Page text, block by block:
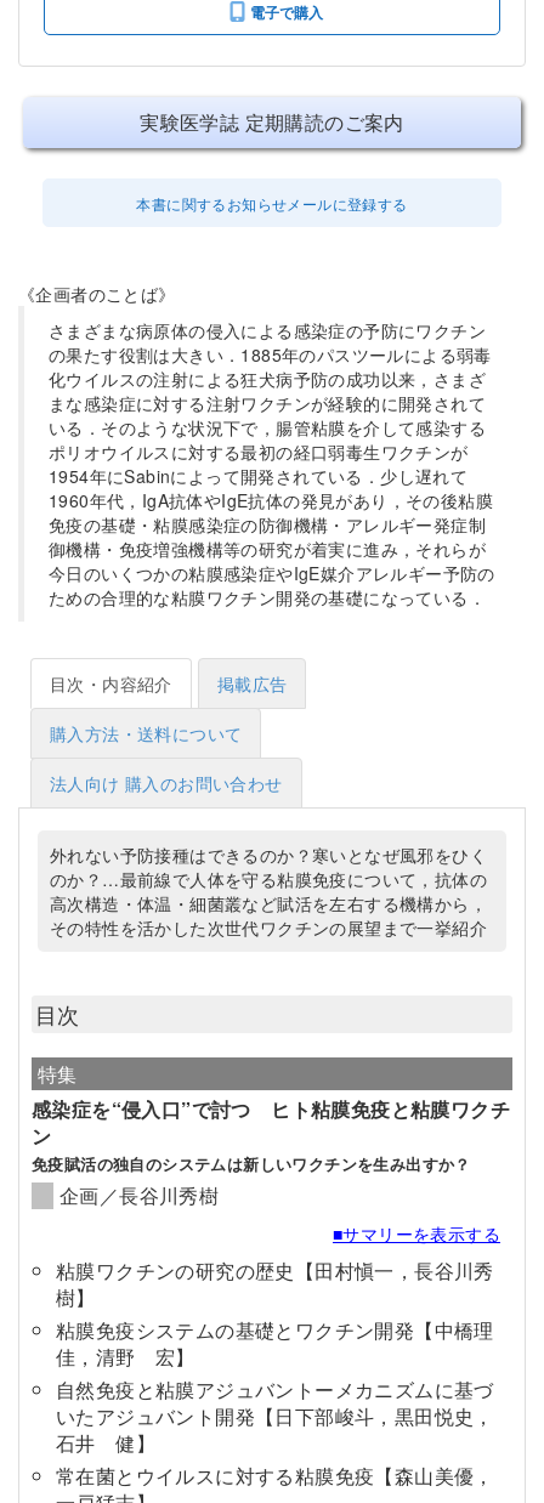
電子で購入
実験医学誌 定期購読のご案内
本書に関するお知らせメールに登録する
《企画者のことば》
さまざまな病原体の侵入による感染症の予防にワクチン
の果たす役割は大きい．1885年のパスツールによる弱毒
化ウイルスの注射による狂犬病予防の成功以来，さまざ
まな感染症に対する注射ワクチンが経験的に開発されて
いる．そのような状況下で，腸管粘膜を介して感染する
ポリオウイルスに対する最初の経口弱毒生ワクチンが
1954年にSabinによって開発されている．少し遅れて
1960年代，IgA抗体やIgE抗体の発見があり，その後粘膜
免疫の基礎・粘膜感染症の防御機構・アレルギー発症制
御機構・免疫増強機構等の研究が着実に進み，それらが
今日のいくつかの粘膜感染症やIgE媒介アレルギー予防の
ための合理的な粘膜ワクチン開発の基礎になっている．
目次・内容紹介 掲載広告
購入方法・送料について
法人向け 購入のお問い合わせ
外れない予防接種はできるのか？寒いとなぜ風邪をひく
のか？…最前線で人体を守る粘膜免疫について，抗体の
高次構造・体温・細菌叢など賦活を左右する機構から，
その特性を活かした次世代ワクチンの展望まで一挙紹介
目次
特集
感染症を“侵入口”で討つ ヒト粘膜免疫と粘膜ワクチ
ン
免疫賦活の独自のシステムは新しいワクチンを生み出すか？
企画／長谷川秀樹
■サマリーを表示する
粘膜ワクチンの研究の歴史【田村愼一，長谷川秀
樹】
粘膜免疫システムの基礎とワクチン開発【中橋理
佳，清野 宏】
自然免疫と粘膜アジュバントーメカニズムに基づ
いたアジュバント開発【日下部峻斗，黒田悦史，
石井 健】
常在菌とウイルスに対する粘膜免疫【森山美優，